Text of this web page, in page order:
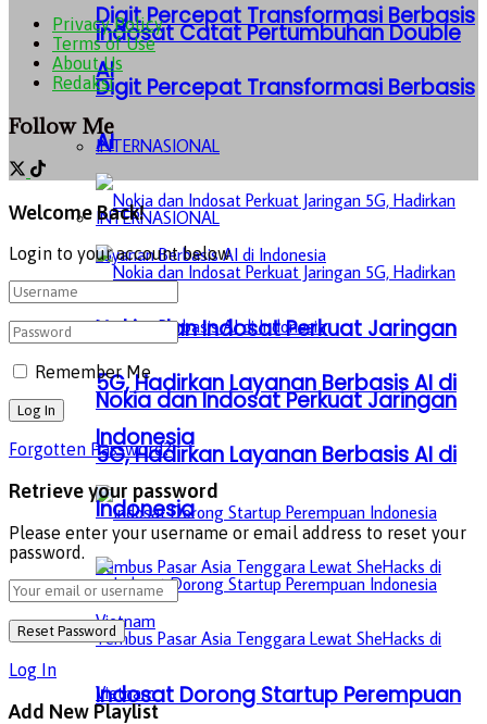
Digit Percepat Transformasi Berbasis
AI
INTERNASIONAL
Nokia dan Indosat Perkuat Jaringan
5G, Hadirkan Layanan Berbasis AI di
Indonesia
Indosat Dorong Startup Perempuan
Indosat Catat Pertumbuhan Double
Digit Percepat Transformasi Berbasis
AI
INTERNASIONAL
Nokia dan Indosat Perkuat Jaringan
5G, Hadirkan Layanan Berbasis AI di
Indonesia
Privacy Policy
Terms of Use
About Us
Redaksi
Follow Me
Welcome Back!
Login to your account below
Remember Me
Forgotten Password?
Retrieve your password
Please enter your username or email address to reset your
password.
Log In
Add New Playlist